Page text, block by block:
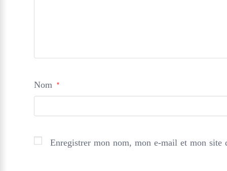
Nom *
Enregistrer mon nom, mon e-mail et mon